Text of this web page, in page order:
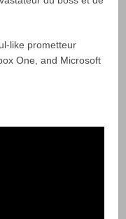
like prometteur
One, and Microsoft